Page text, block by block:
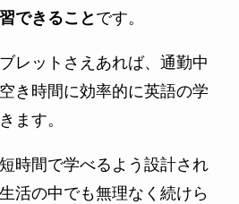
できること です。
レットさえあれば、通勤中
き時間に効率的に英語の学
ます。
時間で学べるよう設計され
活の中でも無理なく続けら